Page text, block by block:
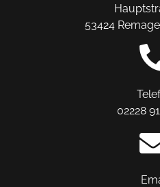
53424
02228